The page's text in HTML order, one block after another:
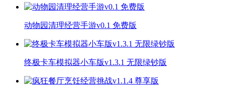
动物园清理经营手游v0.1 免费版
终极卡车模拟器小车版v1.3.1 无限绿钞版